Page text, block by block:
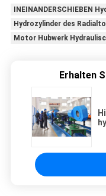
INEINANDERSCHIEBEN
Hydrozylinder des
Motor Hubwerk
Erhalten